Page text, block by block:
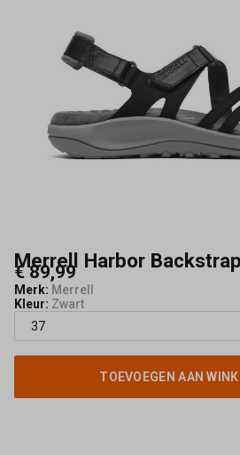
Kerkhof
Merrell Harbor Backstrap
€ 89,99
Merk: Merrell
Kleur: Zwart
TOEVOEGEN AAN